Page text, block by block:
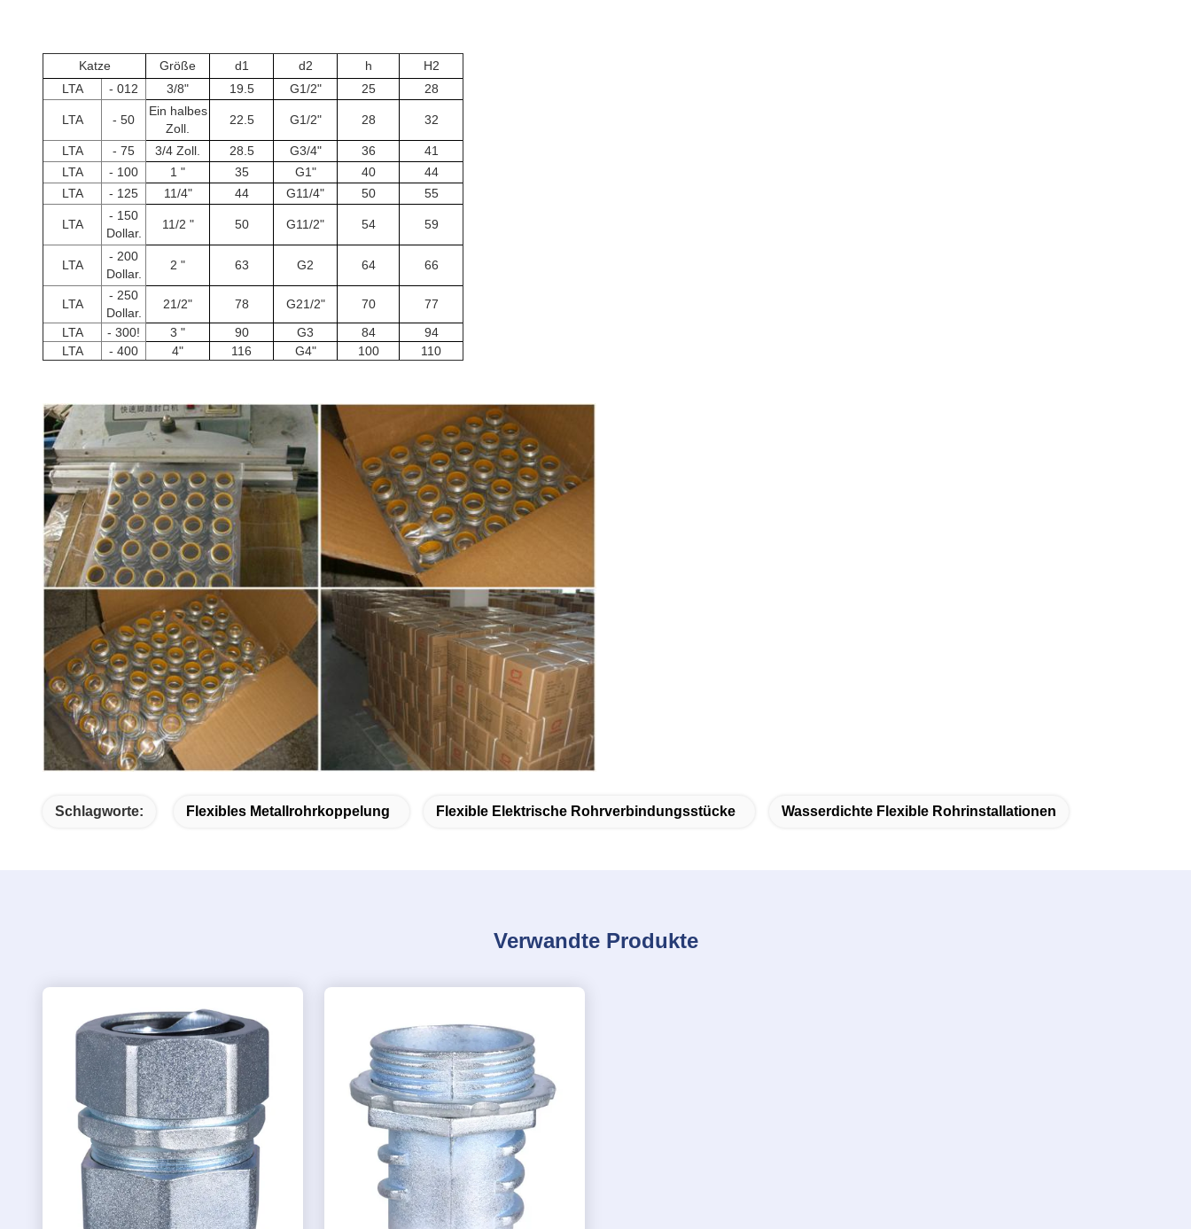
Katze Größe d1 d2 h
H2
LTA
- 012 3/8" 19.5 G1/2" 25 28
LTA - 50
Ein halbes
Zoll.
22.5 G1/2" 28 32
LTA - 75 3/4 Zoll. 28.5 G3/4" 36
41
LTA
- 100 1 " 35 G1" 40
44
LTA
- 125 11/4" 44 G11/4" 50 55
LTA
- 150
Dollar.
11/2 " 50 G11/2" 54 59
LTA
- 200
Dollar.
2 " 63 G2 64 66
LTA
- 250
Dollar.
21/2" 78 G21/2" 70
77
LTA
- 300! 3 " 90 G3 84
94
LTA
- 400 4" 116 G4" 100 110
Schlagworte: Flexibles Metallrohrkoppelung Flexible Elektrische Rohrverbindungsstücke Wasserdichte Flexible Rohrinstallationen
Verwandte Produkte